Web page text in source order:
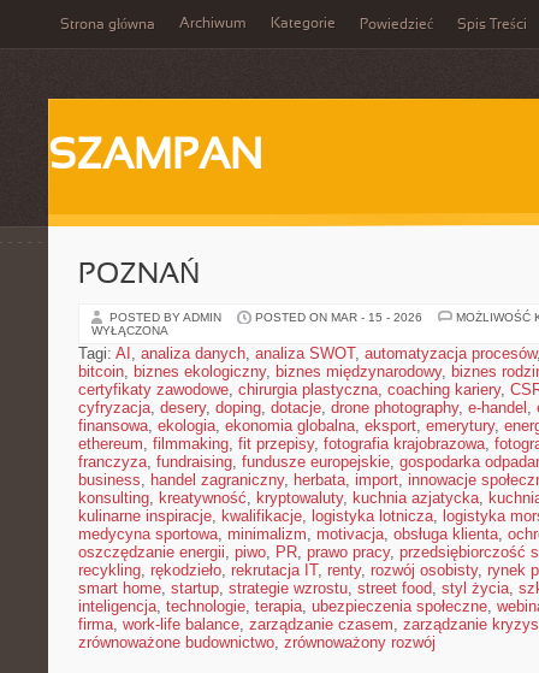
Strona główna Archiwum Kategorie Powiedzieć Spis Treści
SZAMPAN
POZNAŃ
POSTED BY ADMIN POSTED ON MAR - 15 - 2026
MOŻLIWOŚĆ
WYŁĄCZONA
Tagi: AI , analiza danych, analiza SWOT, automatyzacja procesów
bitcoin, biznes ekologiczny, biznes międzynarodowy, biznes
certyfikaty zawodowe, chirurgia plastyczna, coaching kariery,
cyfryzacja, desery, doping, dotacje, drone photography, e-handel ,
finansowa, ekologia, ekonomia globalna, eksport, emerytury,
ethereum, filmmaking, fit przepisy, fotografia krajobrazowa,
franczyza, fundraising, fundusze europejskie, gospodarka
business, handel zagraniczny, herbata, import, innowacje
konsulting, kreatywność, kryptowaluty, kuchnia azjatycka,
kulinarne inspiracje, kwalifikacje, logistyka lotnicza, logistyka
medycyna sportowa, minimalizm, motivacja, obsługa klienta,
oszczędzanie energii, piwo, PR, prawo pracy, przedsiębiorczość
recykling, rękodzieło, rekrutacja IT, renty, rozwój osobisty, rynek
smart home, startup, strategie wzrostu, street food, styl życia,
inteligencja, technologie, terapia, ubezpieczenia społeczne,
firma, work-life balance, zarządzanie czasem, zarządzanie
zrównoważone budownictwo, zrównoważony rozwój